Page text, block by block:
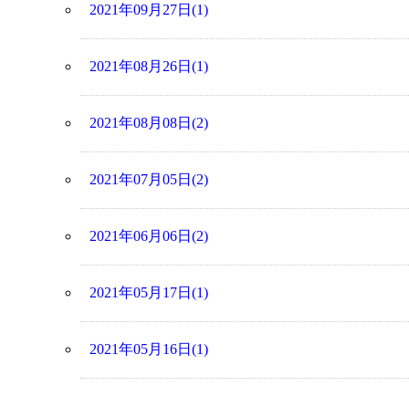
2021年09月27日(1)
2021年08月26日(1)
2021年08月08日(2)
2021年07月05日(2)
2021年06月06日(2)
2021年05月17日(1)
2021年05月16日(1)